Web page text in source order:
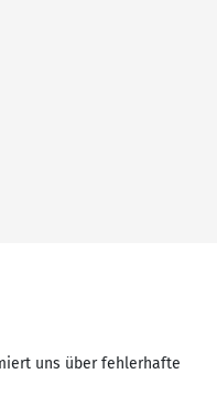
uns über fehlerhafte